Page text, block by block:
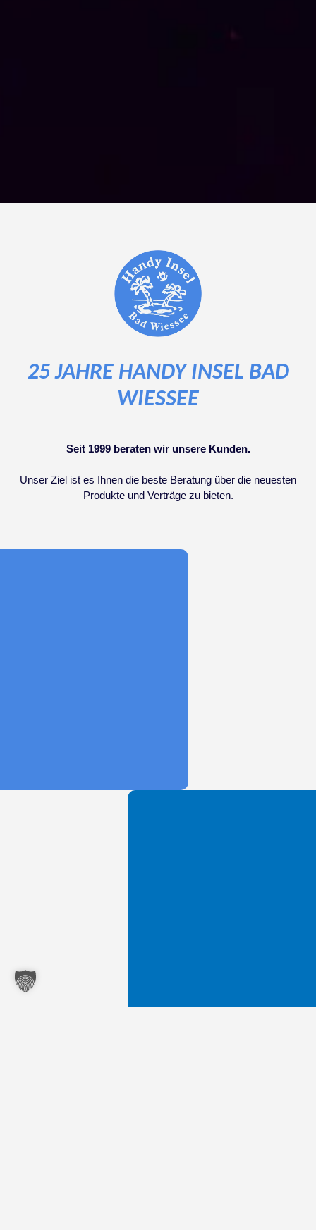
25 JAHRE HANDY INSEL BAD
WIESSEE
Seit 1999 beraten wir unsere Kunden.
Unser Ziel ist es Ihnen die beste Beratung über die neuesten
Produkte und Verträge zu bieten.